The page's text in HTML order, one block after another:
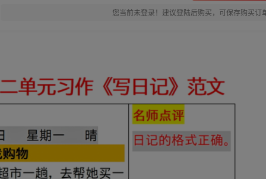
您当前未登录！建议登陆后购买，可保存购买订